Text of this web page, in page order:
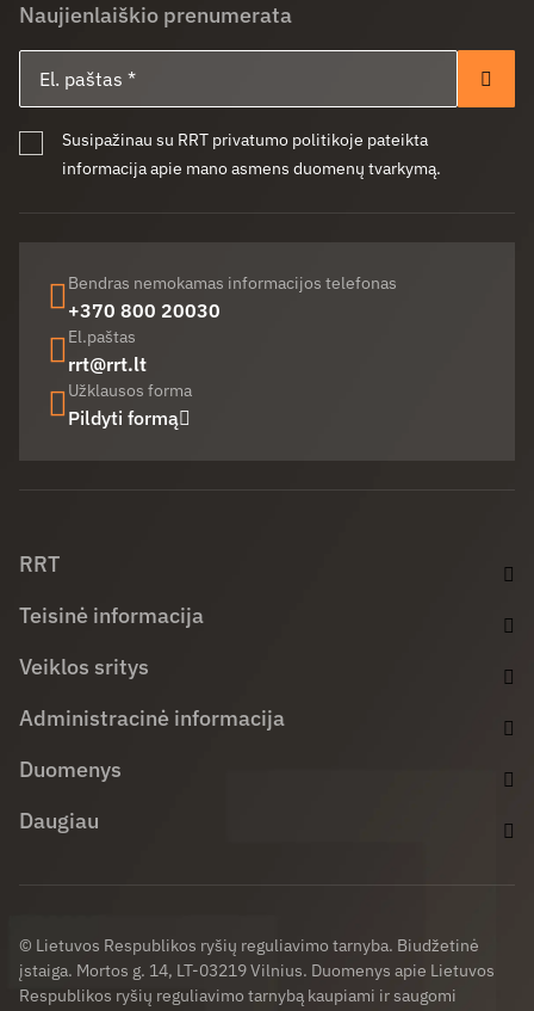
Naujienlaiškio prenumerata
Susipažinau su RRT privatumo politikoje pateikta
informacija apie mano asmens duomenų tvarkymą.
Bendras nemokamas informacijos telefonas
+370 800 20030
El.paštas
rrt@rrt.lt
Užklausos forma
Pildyti formą
RRT
Teisinė informacija
Veiklos sritys
Administracinė informacija
Duomenys
Daugiau
© Lietuvos Respublikos ryšių reguliavimo tarnyba. Biudžetinė
įstaiga. Mortos g. 14, LT-03219 Vilnius. Duomenys apie Lietuvos
Respublikos ryšių reguliavimo tarnybą kaupiami ir saugomi